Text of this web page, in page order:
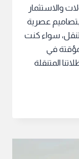
والاستثمار
عصرية
سواء كنت
مؤقتة في
المتنقلة